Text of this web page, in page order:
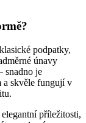
podpatky,
únavy
snadno je
a skvěle fungují v
příležitosti,